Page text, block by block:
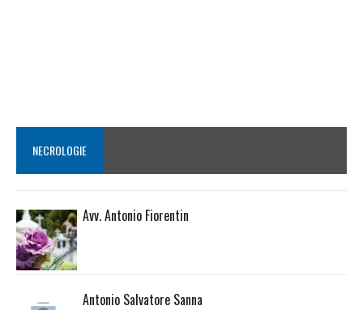
NECROLOGIE
Avv. Antonio Fiorentin
Antonio Salvatore Sanna